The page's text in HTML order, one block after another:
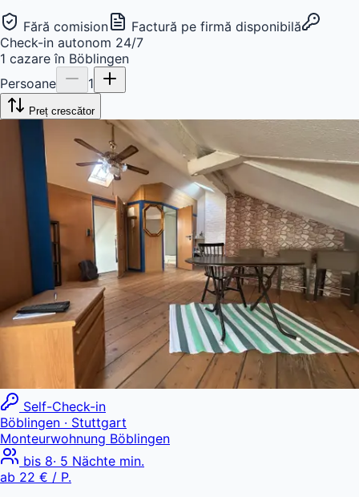
Fără comision
Factură pe firmă disponibilă
Check-in autonom 24/7
1 cazare în Böblingen
Persoane
1
Preț crescător
Self-Check-in
Böblingen · Stuttgart
Monteurwohnung Böblingen
bis 8· 5 Nächte min.
ab 22 € / P.